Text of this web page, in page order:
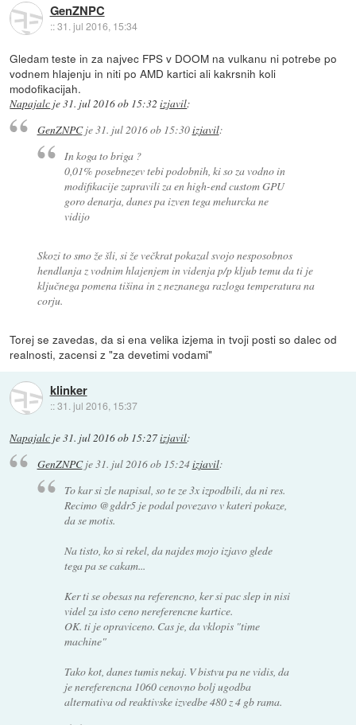
GenZNPC
::31. jul 2016, 15:34
Gledam teste in za najvec FPS v DOOM na vulkanu ni potrebe po
vodnem hlajenju in niti po AMD kartici ali kakrsnih koli
modofikacijah.
Napajalc je31. jul 2016 ob 15:32 izjavil:
GenZNPCje31. jul 2016 ob 15:30izjavil:
In koga to briga ?
0,01% posebnezev tebi podobnih, ki so za vodno in
modifikacije zapravili za en high-end custom GPU
goro denarja, danes pa izven tega mehurcka ne
vidijo
Skozi to smo že šli, si že večkrat pokazal svojo nesposobnos
hendlanja z vodnim hlajenjem in videnja p/p kljub temu da ti je
ključnega pomena tišina in z neznanega razloga temperatura na
corju.
Torej se zavedas, da si ena velika izjema in tvoji posti so dalec od
realnosti, zacensi z "za devetimi vodami"
klinker
::31. jul 2016, 15:37
Napajalc je31. jul 2016 ob 15:27izjavil:
GenZNPCje31. jul 2016 ob 15:24izjavil:
To kar si zle napisal, so te ze 3x izpodbili, da ni res.
Recimo @gddr5 je podal povezavo v kateri pokaze,
da se motis.
Na tisto, ko si rekel, da najdes mojo izjavo glede
tega pa se cakam...
Ker ti se obesas na referencno, ker si pac slep in nisi
videl za isto ceno nereferencne kartice.
OK. ti je opraviceno. Cas je, da vklopis "time
machine"
Tako kot, danes tumis nekaj. V bistvu pa ne vidis, da
je nereferencna 1060 cenovno bolj ugodba
alternativa od reaktivske izvedbe 480 z 4 gb rama.